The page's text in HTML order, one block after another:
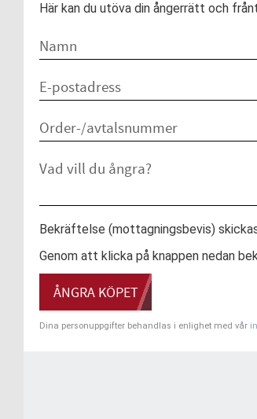
Här kan du utöva din ångerrätt och
Bekräftelse (mottagningsbevis)
Genom att klicka på knappen nedan
ÅNGRA KÖPET
Dina personuppgifter behandlas i enlighet med vår